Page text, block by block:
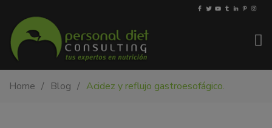
PDiet.com
yHome Blog Acidez y reflujo gastroesofágico.